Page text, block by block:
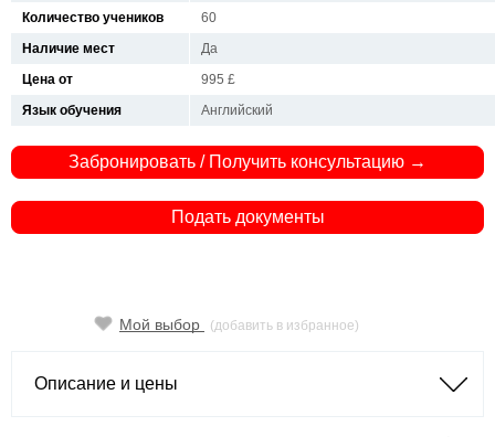
Количество учеников
60
Наличие мест
Да
Цена от
995 £
Язык обучения
Английский
Забронировать / Получить консультацию →
Подать документы
Мой выбор (добавить в избранное)
Описание и цены